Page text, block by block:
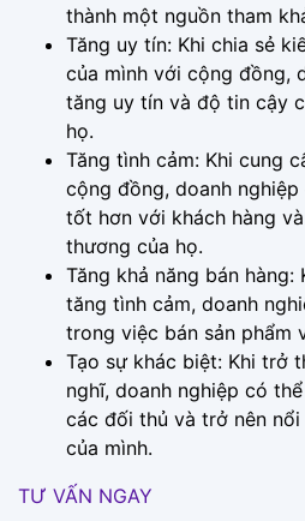
thành một nguồn tham
Tăng uy tín: Khi chia sẻ
của mình với cộng đồng,
tăng uy tín và độ tin cậy
họ.
Tăng tình cảm: Khi cung
cộng đồng, doanh
tốt hơn với khách hàng
thương của họ.
Tăng khả năng bán
tăng tình cảm, doanh
trong việc bán sản phẩm
Tạo sự khác biệt: Khi trở
nghĩ, doanh nghiệp có
các đối thủ và trở nên
của mình.
TƯ VẤN NGAY